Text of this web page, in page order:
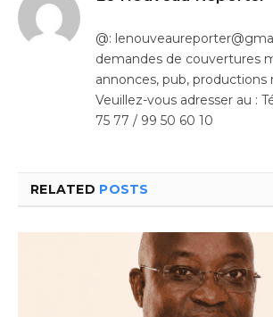
@:
demandes de couvertures
annonces, pub,
Veuillez-vous adresser au :
75 77 / 99 50 60 10
RELATED POSTS